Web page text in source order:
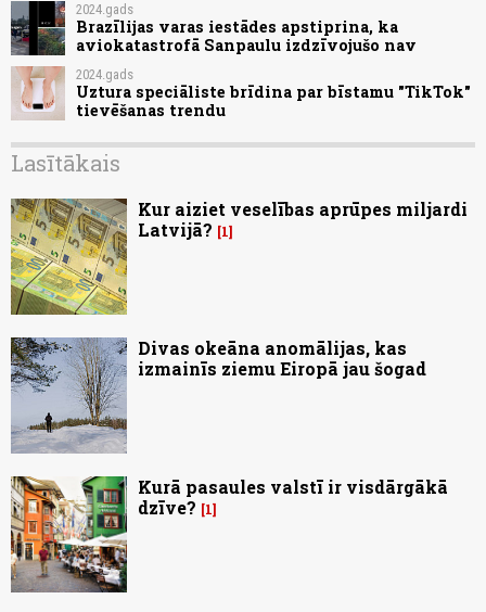
2024.gads
Brazīlijas varas iestādes apstiprina, ka
aviokatastrofā Sanpaulu izdzīvojušo nav
2024.gads
Uztura speciāliste brīdina par bīstamu "TikTok"
tievēšanas trendu
Lasītākais
Kur aiziet veselības aprūpes miljardi
Latvijā?
1
Divas okeāna anomālijas, kas
izmainīs ziemu Eiropā jau šogad
Kurā pasaules valstī ir visdārgākā
dzīve?
1